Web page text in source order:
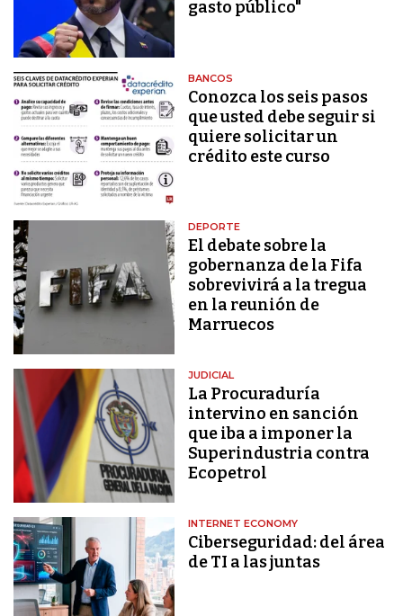
gasto público"
BANCOS
Conozca los seis pasos
que usted debe seguir si
quiere solicitar un
crédito este curso
DEPORTE
El debate sobre la
gobernanza de la Fifa
sobrevivirá a la tregua
en la reunión de
Marruecos
JUDICIAL
La Procuraduría
intervino en sanción
que iba a imponer la
Superindustria contra
Ecopetrol
INTERNET ECONOMY
Ciberseguridad: del área
de TI a las juntas